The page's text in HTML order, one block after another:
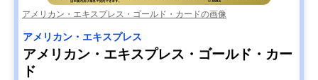
アメリカン・エキスプレス・ゴールド・カードの画像
アメリカン・エキスプレス
アメリカン・エキスプレス・ゴールド・カー
ド